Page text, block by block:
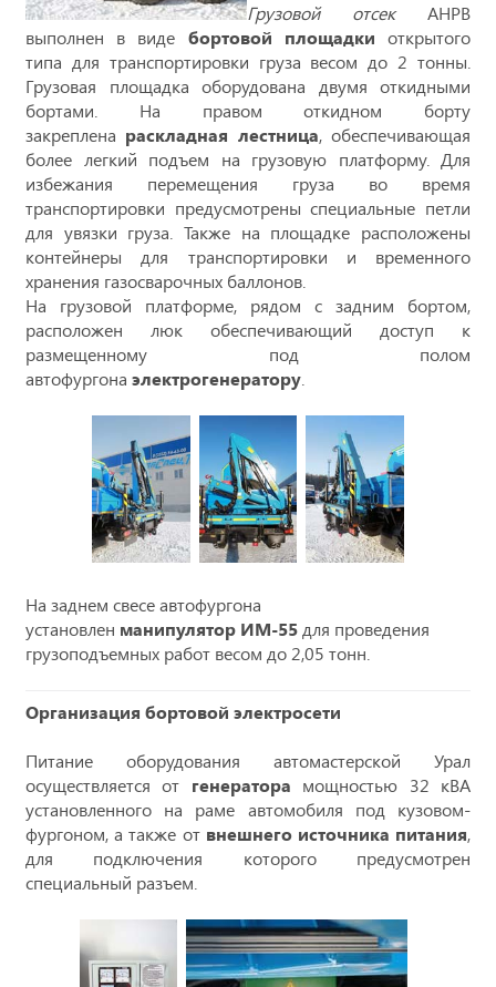
Грузовой отсекАНРВ
выполнен в виде бортовой площадки открытого
типа для транспортировки груза весом до 2 тонны.
Грузовая площадка оборудована двумя откидными
бортами. На правом откидном борту
закреплена раскладная лестница, обеспечивающая
более легкий подъем на грузовую платформу. Для
избежания перемещения груза во время
транспортировки предусмотрены специальные петли
для увязки груза. Также на площадке расположены
контейнеры для транспортировки и временного
хранения газосварочных баллонов.
На грузовой платформе, рядом с задним бортом,
расположен люк обеспечивающий доступ к
размещенному под полом
автофургона электрогенератору.
На заднем свесе автофургона
установлен манипулятор ИМ-55для проведения
грузоподъемных работ весом до 2,05 тонн.
Организация бортовой электросети
Питание оборудования автомастерской Урал
осуществляется от генератора мощностью 32 кВА
установленного на раме автомобиля под кузовом-
фургоном, а также от внешнего источника питания,
для подключения которого предусмотрен
специальный разъем.